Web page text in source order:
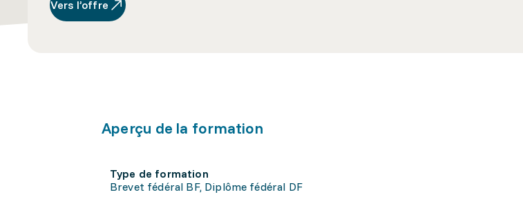
Vers l’offre
Aperçu de la formation
Type de formation
Brevet fédéral BF, Diplôme fédéral DF